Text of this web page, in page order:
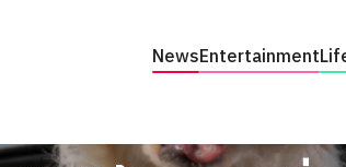
NewsEntertainment